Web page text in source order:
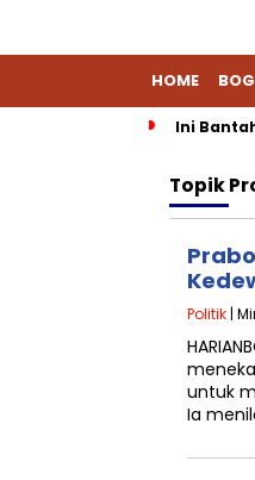
HOME
Ini
Topik
Politik |
untuk
Ia